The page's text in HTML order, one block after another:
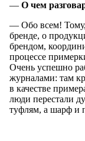
— О чем
— Обо всем! Тому,
бренде, о
брендом,
процессе
Очень успешно
журналами: там
в качестве
люди перестали
туфлям, а шарф и